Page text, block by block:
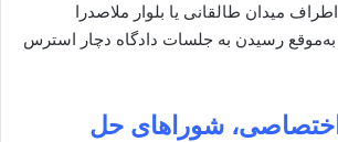
میدان طالقانی یا بلوار ملاصدرا
به‌موقع رسیدن به جلسات دادگاه دچار استرس
شوراهای حل